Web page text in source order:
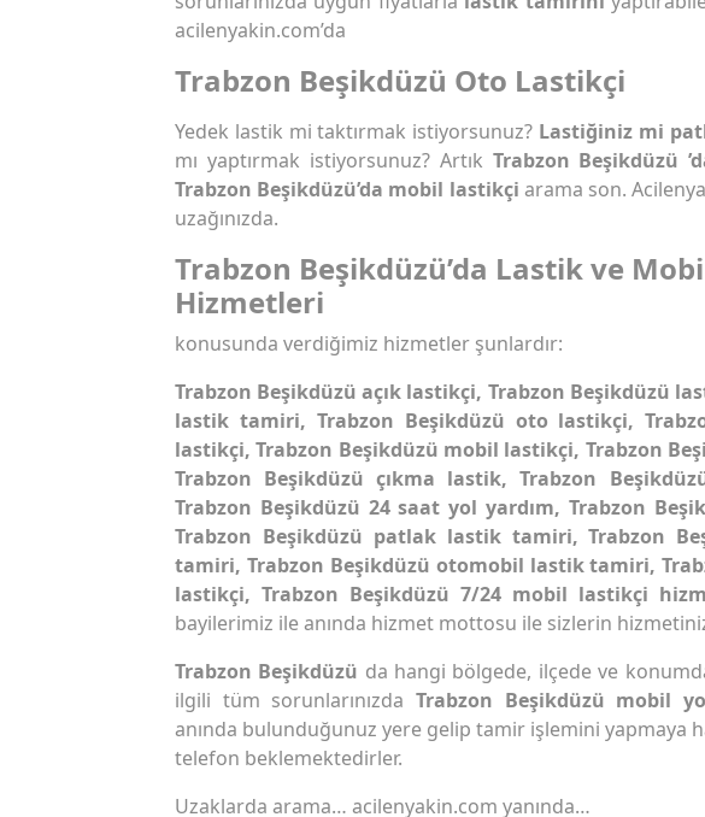
acilenyakin.com’da
Trabzon Beşikdüzü Oto Lastikçi
Yedek lastik mi taktırmak istiyorsunuz? Lastiğiniz mi
mı yaptırmak istiyorsunuz? Artık Trabzon Beşikdüzü
Trabzon Beşikdüzü’da mobil lastikçi arama son.
uzağınızda.
Trabzon Beşikdüzü’da Lastik ve
Hizmetleri
konusunda verdiğimiz hizmetler şunlardır:
Trabzon Beşikdüzü açık lastikçi, Trabzon Beşikdüzü
lastik tamiri, Trabzon Beşikdüzü oto lastikçi,
lastikçi, Trabzon Beşikdüzü mobil lastikçi, Trabzon
Trabzon Beşikdüzü çıkma lastik, Trabzon
Trabzon Beşikdüzü 24 saat yol yardım, Trabzon
Trabzon Beşikdüzü patlak lastik tamiri, Trabzon
tamiri, Trabzon Beşikdüzü otomobil lastik tamiri,
lastikçi, Trabzon Beşikdüzü 7/24 mobil lastikçi
bayilerimiz ile anında hizmet mottosu ile sizlerin
Trabzon Beşikdüzü da hangi bölgede, ilçede ve
ilgili tüm sorunlarınızda Trabzon Beşikdüzü mobil
anında bulunduğunuz yere gelip tamir işlemini yapmaya
telefon beklemektedirler.
Uzaklarda arama… acilenyakin.com yanında…